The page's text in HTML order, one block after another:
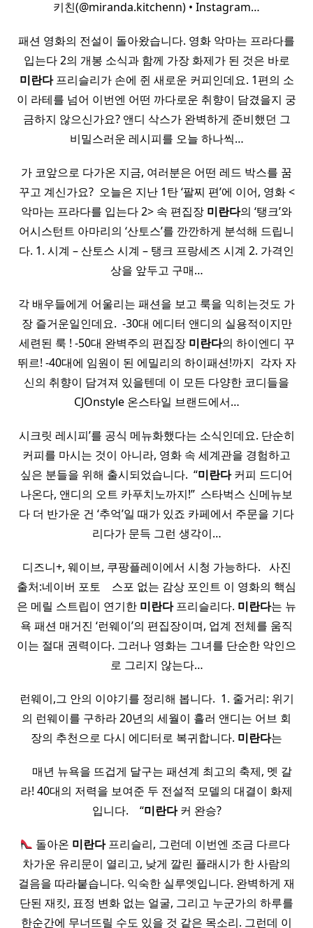
키친(@miranda.kitchenn) • Instagram…
패션 영화의 전설이 돌아왔습니다. 영화 악마는 프라다를
입는다 2의 개봉 소식과 함께 가장 화제가 된 것은 바로
미란다프리슬리가 손에 쥔 새로운 커피인데요. 1편의 소
이 라테를 넘어 이번엔 어떤 까다로운 취향이 담겼을지 궁
금하지 않으신가요? 앤디 삭스가 완벽하게 준비했던 그
비밀스러운 레시피를 오늘 하나씩…
가 코앞으로 다가온 지금, 여러분은 어떤 레드 박스를 꿈
꾸고 계신가요? ​ 오늘은 지난 1탄 ‘팔찌 편’에 이어, 영화 <
악마는 프라다를 입는다 2> 속 편집장 미란다의 ‘탱크’와
어시스턴트 아마리의 ‘산토스’를 깐깐하게 분석해 드립니
다. 1. 시계 – 산토스 시계 – 탱크 프랑세즈 시계 2. 가격인
상을 앞두고 구매…
각 배우들에게 어울리는 패션을 보고 룩을 익히는것도 가
장 즐거운일인데요. ​ -30대 에디터 앤디의 실용적이지만
세련된 룩 ! -50대 완벽주의 편집장 미란다의 하이엔디 꾸
뛰르! -40대에 임원이 된 에밀리의 하이패션!까지 ​ 각자 자
신의 취향이 담겨져 있을텐데 이 모든 다양한 코디들을
CJOnstyle 온스타일 브랜드에서…
시크릿 레시피’를 공식 메뉴화했다는 소식인데요. 단순히
커피를 마시는 것이 아니라, 영화 속 세계관을 경험하고
싶은 분들을 위해 출시되었습니다. ​ “미란다커피 드디어
나온다, 앤디의 오트 카푸치노까지!” ​ 스타벅스 신메뉴보
다 더 반가운 건 ‘추억’일 때가 있죠 카페에서 주문을 기다
리다가 문득 그런 생각이…
디즈니+, 웨이브, 쿠팡플레이에서 시청 가능하다. ​ ​ 사진
출처:네이버 포토 ​ ​​ ​ 스포 없는 감상 포인트 이 영화의 핵심
은 메릴 스트립이 연기한 미란다프리슬리다. 미란다는 뉴
욕 패션 매거진 ‘런웨이’의 편집장이며, 업계 전체를 움직
이는 절대 권력이다. 그러나 영화는 그녀를 단순한 악인으
로 그리지 않는다…
런웨이,그 안의 이야기를 정리해 봅니다. ​ 1. 줄거리: 위기
의 런웨이를 구하라 20년의 세월이 흘러 앤디는 어브 회
장의 추천으로 다시 에디터로 복귀합니다. 미란다는
​ ​ ​ ​ 매년 뉴욕을 뜨겁게 달구는 패션계 최고의 축제, 멧 갈
라! 40대의 저력을 보여준 두 전설적 모델의 대결이 화제
입니다. ​ ​ ​ “미란다커 완승?
돌아온 미란다프리슬리, 그런데 이번엔 조금 다르다 ​
차가운 유리문이 열리고, 낮게 깔린 플래시가 한 사람의
걸음을 따라붙습니다. 익숙한 실루엣입니다. 완벽하게 재
단된 재킷, 표정 변화 없는 얼굴, 그리고 누군가의 하루를
한순간에 무너뜨릴 수도 있을 것 같은 목소리. 그런데 이